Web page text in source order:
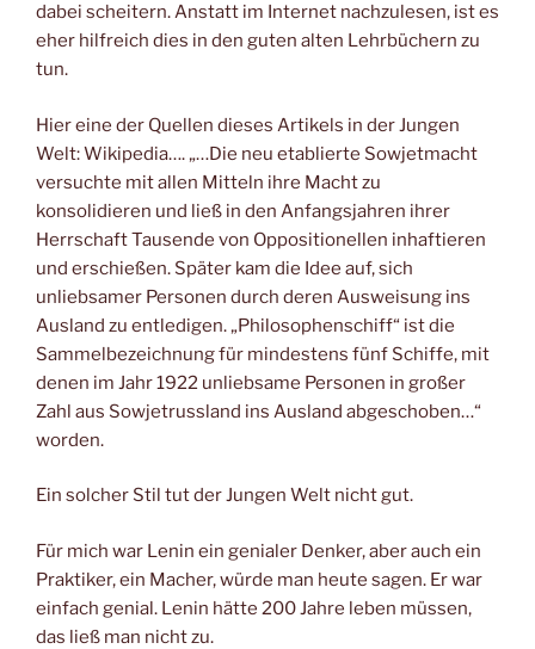
dabei scheitern. Anstatt im Internet nachzulesen, ist es
eher hilfreich dies in den guten alten Lehrbüchern zu
tun.
Hier eine der Quellen dieses Artikels in der Jungen
Welt: Wikipedia…. „…Die neu etablierte Sowjetmacht
versuchte mit allen Mitteln ihre Macht zu
konsolidieren und ließ in den Anfangsjahren ihrer
Herrschaft Tausende von Oppositionellen inhaftieren
und erschießen. Später kam die Idee auf, sich
unliebsamer Personen durch deren Ausweisung ins
Ausland zu entledigen. „Philosophenschiff“ ist die
Sammelbezeichnung für mindestens fünf Schiffe, mit
denen im Jahr 1922 unliebsame Personen in großer
Zahl aus Sowjetrussland ins Ausland abgeschoben…“
worden.
Ein solcher Stil tut der Jungen Welt nicht gut.
Für mich war Lenin ein genialer Denker, aber auch ein
Praktiker, ein Macher, würde man heute sagen. Er war
einfach genial. Lenin hätte 200 Jahre leben müssen,
das ließ man nicht zu.